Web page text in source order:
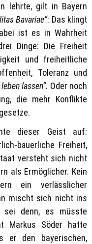
lehrte, gilt in Bayern
Bavariae“: Das klingt
ist es in Wahrheit
Dinge: Die Freiheit
und freiheitliche
Toleranz und
lassen“. Oder noch
die mehr Konflikte
dieser Geist auf:
bäuerliche Freiheit,
versteht sich nicht
als Ermöglicher. Kein
ein verlässlicher
mischt sich nicht ins
denn, es müsste
Markus Söder hatte
er den bayerischen,